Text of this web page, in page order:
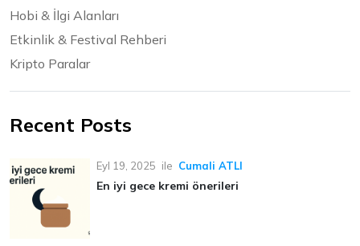
Hobi & İlgi Alanları
Etkinlik & Festival Rehberi
Kripto Paralar
Recent Posts
Eyl 19, 2025 ile Cumali ATLI
En iyi gece kremi önerileri